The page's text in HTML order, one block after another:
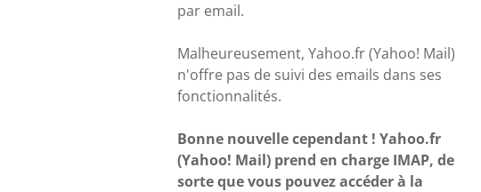
par email.
Malheureusement, Yahoo.fr (Yahoo! Mail)
n'offre pas de suivi des emails dans ses
fonctionnalités.
Bonne nouvelle cependant ! Yahoo.fr
(Yahoo! Mail) prend en charge IMAP, de
sorte que vous pouvez accéder à la